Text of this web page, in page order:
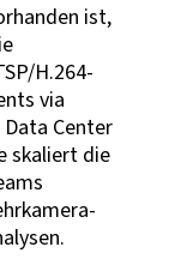
ist,
H.264-
via
Center
skaliert die